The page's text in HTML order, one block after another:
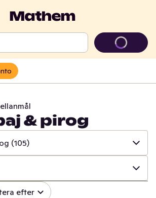
& pirog
(105)
(252)
efter